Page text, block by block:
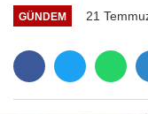
GÜNDEM 21